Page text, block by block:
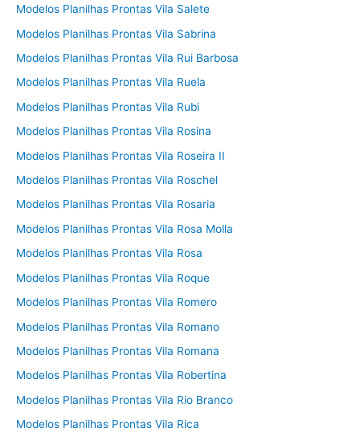
Modelos Planilhas Prontas Vila Salete
Modelos Planilhas Prontas Vila Sabrina
Modelos Planilhas Prontas Vila Rui Barbosa
Modelos Planilhas Prontas Vila Ruela
Modelos Planilhas Prontas Vila Rubi
Modelos Planilhas Prontas Vila Rosina
Modelos Planilhas Prontas Vila Roseira II
Modelos Planilhas Prontas Vila Roschel
Modelos Planilhas Prontas Vila Rosaria
Modelos Planilhas Prontas Vila Rosa Molla
Modelos Planilhas Prontas Vila Rosa
Modelos Planilhas Prontas Vila Roque
Modelos Planilhas Prontas Vila Romero
Modelos Planilhas Prontas Vila Romano
Modelos Planilhas Prontas Vila Romana
Modelos Planilhas Prontas Vila Robertina
Modelos Planilhas Prontas Vila Rio Branco
Modelos Planilhas Prontas Vila Rica